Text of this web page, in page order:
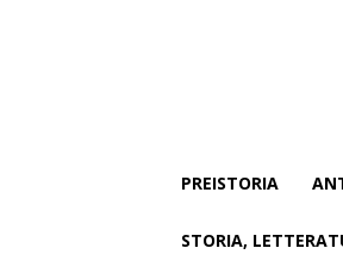
PREISTORIA
STORIA,